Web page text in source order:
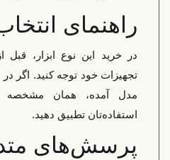
راهنمای
در خرید این نوع ابزار، قبل
تجهیزات خود توجه کنید. اگر
مدل آمده، همان مشخصه
استفاده‌تان تطبیق دهید.
پرسش‌های